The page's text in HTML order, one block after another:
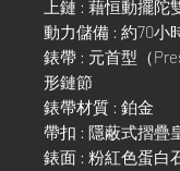
上鏈 : 藉恒動擺陀
動力儲備 : 約70小
錶帶 : 元首型（
形鏈節
錶帶材質 : 鉑金
帶扣 : 隱蔽式摺疊
錶面 : 粉紅色蛋白